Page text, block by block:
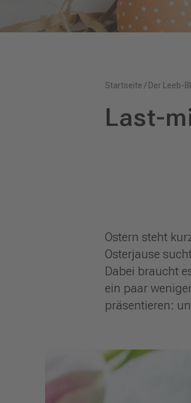
Startseite / Der Leeb-
Last-
Ostern steht
Osterjause
Dabei braucht
ein paar
präsentieren: